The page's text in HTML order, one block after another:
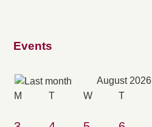
Events
August 2026
M T W T